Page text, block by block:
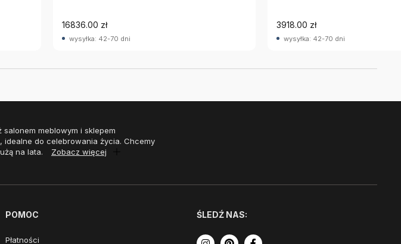
16836.00 zł
wysyłka: 42-70 dni
3918.00 zł
wysyłka: 42-70 dni
meblowym i sklepem
idealne do celebrowania życia. Chcemy
na lata.
Zobacz więcej
POMOC
Płatności
ŚLEDŹ NAS: